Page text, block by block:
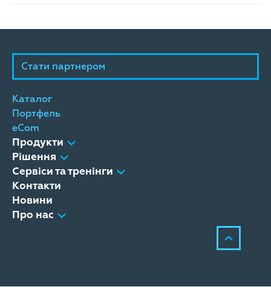
Стати партнером
Каталог
Портфель
eCom
Продукти
Рішення
Сервіси та тренінги
Контакти
Новини
Про нас